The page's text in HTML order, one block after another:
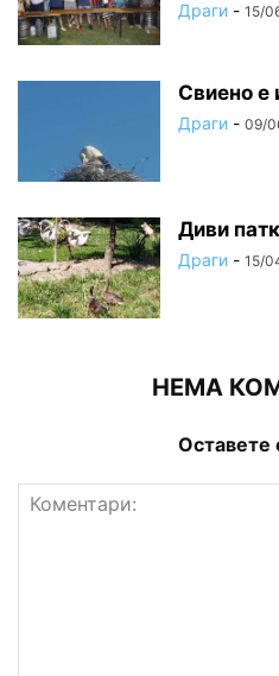
Драги - 15/
Свиено е
Драги - 09/
Диви
Драги - 15/
НЕМА
Оставете